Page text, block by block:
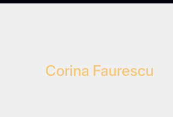
Corina Faurescu